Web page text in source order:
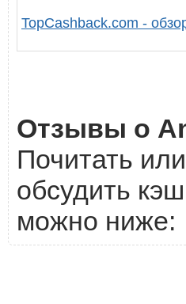
TopCashback.com -
Отзывы о
Почитать
обсудить
можно ниже: